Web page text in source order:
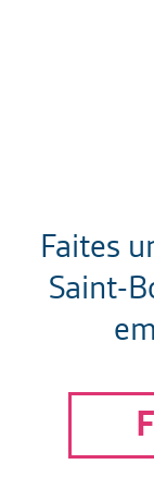
Faites
Saint-